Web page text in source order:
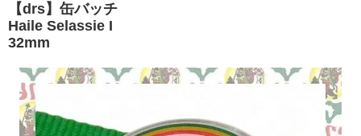
【drs】缶バッチ
Haile Selassie I
32mm